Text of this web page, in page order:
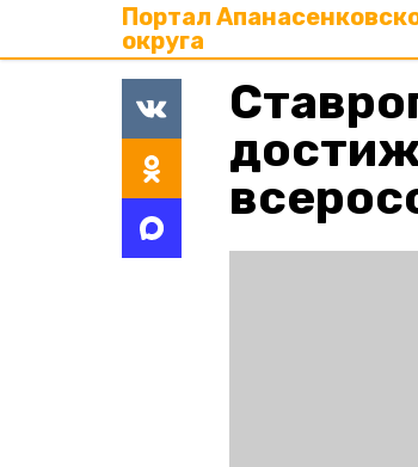
Портал
округа